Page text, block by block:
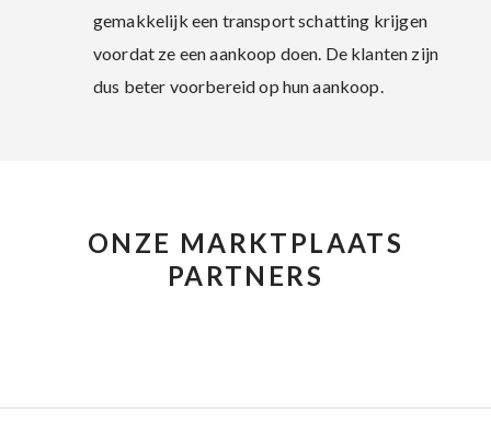
gemakkelijk een transport schatting krijgen
voordat ze een aankoop doen. De klanten zijn
dus beter voorbereid op hun aankoop.
ONZE MARKTPLAATS
PARTNERS